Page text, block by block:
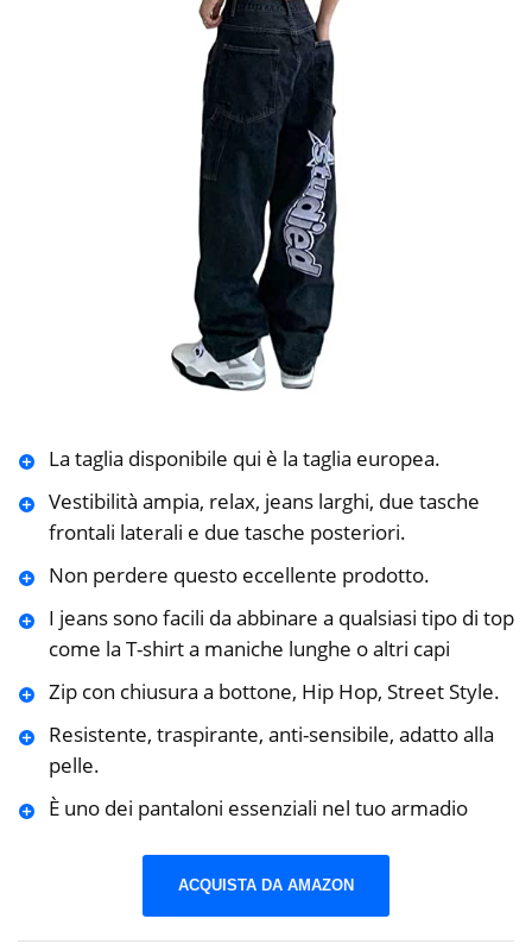
La taglia disponibile qui è la taglia europea.
Vestibilità ampia, relax, jeans larghi, due tasche
frontali laterali e due tasche posteriori.
Non perdere questo eccellente prodotto.
I jeans sono facili da abbinare a qualsiasi tipo di top
come la T-shirt a maniche lunghe o altri capi
Zip con chiusura a bottone, Hip Hop, Street Style.
Resistente, traspirante, anti-sensibile, adatto alla
pelle.
È uno dei pantaloni essenziali nel tuo armadio
ACQUISTA DA AMAZON